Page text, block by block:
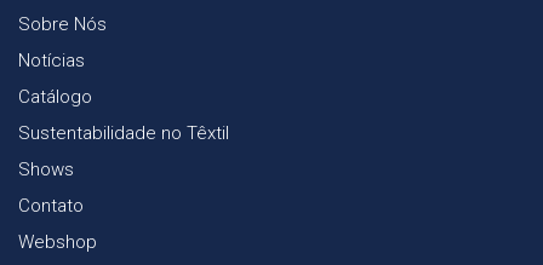
Sobre Nós
Notícias
Catálogo
Sustentabilidade no Têxtil
Shows
Contato
Webshop